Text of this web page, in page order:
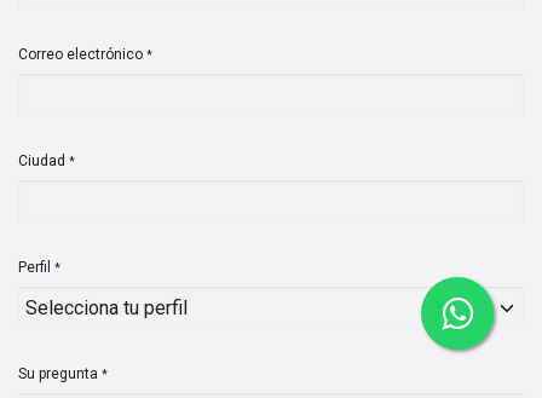
Correo electrónico *
Ciudad *
Perfil *
Su pregunta *